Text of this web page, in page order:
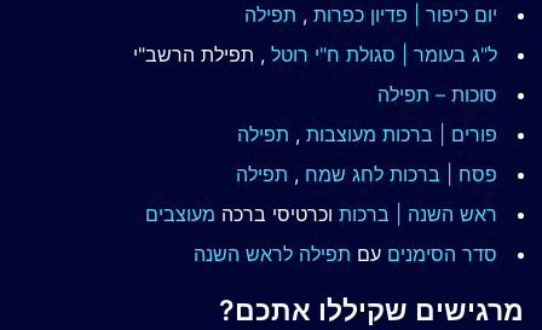
יום כיפור | פדיון כפרות , תפילה
ל"ג בעומר | סגולת ח"י רוטל , תפילת הרשב"י
סוכות – תפילה
פורים | ברכות מעוצבות , תפילה
פסח | ברכות לחג שמח , תפילה
ראש השנה | ברכות וכרטיסי ברכה מעוצבים
סדר הסימנים עם תפילה לראש השנה
מרגישים שקיללו אתכם?